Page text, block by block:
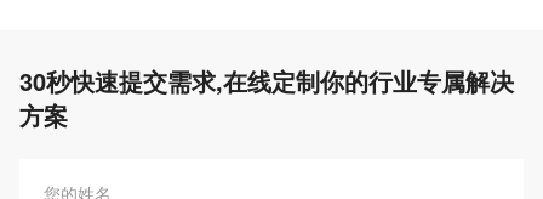
30秒快速提交需求,在线定制你的行业专属解决
方案